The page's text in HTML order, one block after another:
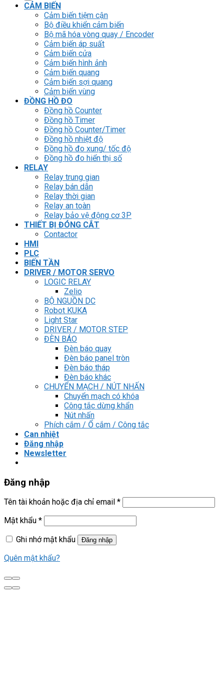
CẢM BIẾN
Cảm biến tiệm cận
Bộ điều khiển cảm biến
Bộ mã hóa vòng quay / Encoder
Cảm biến áp suất
Cảm biến cửa
Cảm biến hình ảnh
Cảm biến quang
Cảm biến sợi quang
Cảm biến vùng
ĐỒNG HỒ ĐO
Đồng hồ Counter
Đồng hồ Timer
Đồng hồ Counter/Timer
Đồng hồ nhiệt độ
Đồng hồ đo xung/ tốc độ
Đồng hồ đo hiển thị số
RELAY
Relay trung gian
Relay bán dẫn
Relay thời gian
Relay an toàn
Relay bảo vệ động cơ 3P
THIẾT BỊ ĐÓNG CẮT
Contactor
HMI
PLC
BIẾN TẦN
DRIVER / MOTOR SERVO
LOGIC RELAY
Zelio
BỘ NGUỒN DC
Robot KUKA
Light Star
DRIVER / MOTOR STEP
ĐÈN BÁO
Đèn báo quay
Đèn báo panel tròn
Đèn báo tháp
Đèn báo khác
CHUYỂN MẠCH / NÚT NHẤN
Chuyển mạch có khóa
Công tắc dừng khẩn
Nút nhấn
Phích cắm / Ổ cắm / Công tắc
Can nhiệt
Đăng nhập
Newsletter
Đăng nhập
Tên tài khoản hoặc địa chỉ email *
Mật khẩu *
Ghi nhớ mật khẩu
Đăng nhập
Quên mật khẩu?